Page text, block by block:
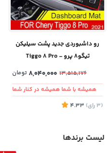
رو داشبوردی جدید پشت سیلیکن
تیگو۸ پرو - Tiggo 8 Pro
13,515,176
8,040,000 تومان
همیشه با شما همیشه در کنار شما
(3
رای)
4.33
لیست برندها